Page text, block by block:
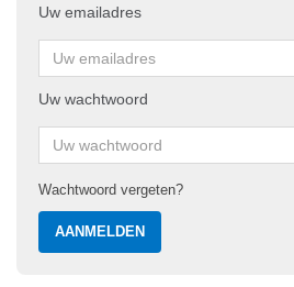
Uw emailadres
Uw wachtwoord
Wachtwoord vergeten?
AANMELDEN